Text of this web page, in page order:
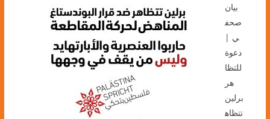
بيان
صحف
ي |
دعوة
للتظا
هر
برلين
تتظاه